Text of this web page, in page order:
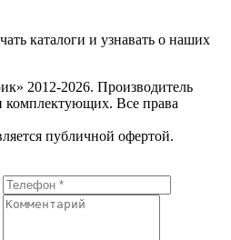
каталоги и узнавать о наших
2012-2026. Производитель
комплектующих. Все права
публичной офертой.